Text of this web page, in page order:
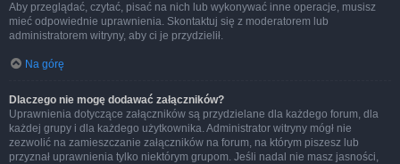
Aby przeglądać, czytać, pisać na nich lub wykonywać inne operacje, musisz
mieć odpowiednie uprawnienia. Skontaktuj się z moderatorem lub
administratorem witryny, aby ci je przydzielił.
Na górę
Dlaczego nie mogę dodawać załączników?
Uprawnienia dotyczące załączników są przydzielane dla każdego forum, dla
każdej grupy i dla każdego użytkownika. Administrator witryny mógł nie
zezwolić na zamieszczanie załączników na forum, na którym piszesz lub
przyznał uprawnienia tylko niektórym grupom. Jeśli nadal nie masz jasności,